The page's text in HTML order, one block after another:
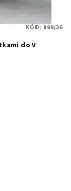
do V
KÓD: 899/36